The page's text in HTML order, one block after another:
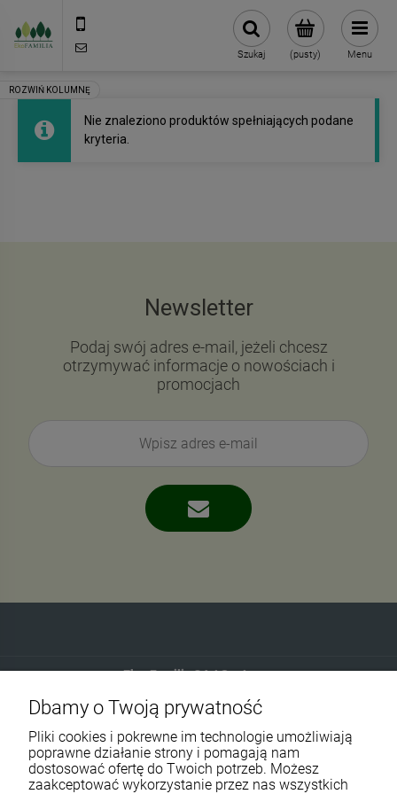
(pusty)
Szukaj Menu
Nie znaleziono produktów spełniających podane
kryteria.
Newsletter
Podaj swój adres e-mail, jeżeli chcesz
otrzymywać informacje o nowościach i
promocjach
Eko-Familia GAJ Sp.Jawna
Gdańska 60
90-616 Łódź
790 727 174
Dbamy o Twoją prywatność
Pliki cookies i pokrewne im technologie umożliwiają
poprawne działanie strony i pomagają nam
dostosować ofertę do Twoich potrzeb. Możesz
zaakceptować wykorzystanie przez nas wszystkich